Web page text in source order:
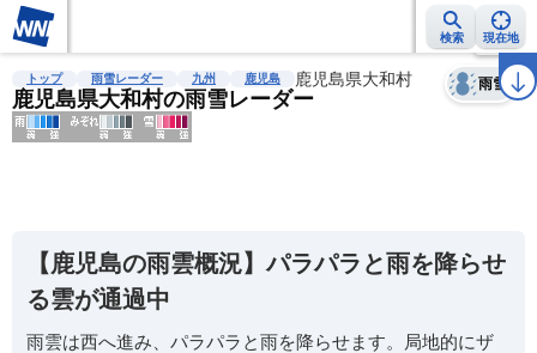
検索 現在地
雨雲レーダー 台風情報 地震情報 警報・注意報 2週間天気 ラ
トップ 雨雪レーダー 九州 鹿児島 鹿児島県大和村
鹿児島県大和村の雨雪レーダー
雨雪
天気 台風
【鹿児島の雨雲概況】パラパラと雨を降らせ
る雲が通過中
雨雲は西へ進み、パラパラと雨を降らせます。局地的にザ